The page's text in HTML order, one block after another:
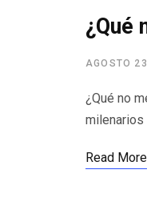
¿Qué
AGOSTO
¿Qué no
milenarios
Read More